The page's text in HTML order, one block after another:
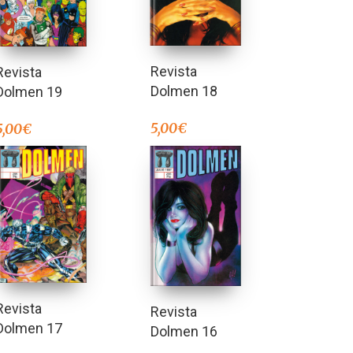
19
€
Revista
Dolmen 18
5,00€
17
Revista
Dolmen 16